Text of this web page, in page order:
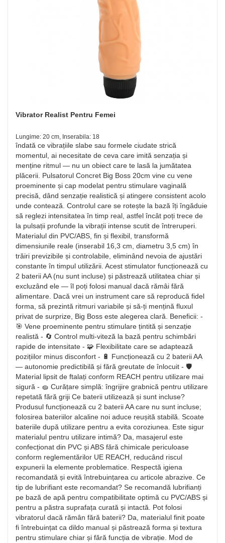
Vibrator Realist Pentru Femei
Lungime: 20 cm, Inserabila: 18
îndată ce vibrațiile slabe sau formele ciudate strică
momentul, ai necesitate de ceva care imită senzația și
menține ritmul — nu un obiect care te lasă la jumătatea
plăcerii. Pulsatorul Concret Big Boss 20cm vine cu vene
proeminente și cap modelat pentru stimulare vaginală
precisă, dând senzație realistică și atingere consistent acolo
unde contează. Controlul care se rotește la bază îți îngăduie
să reglezi intensitatea în timp real, astfel încât poți trece de
la pulsații profunde la vibrații intense scutit de întreruperi.
Materialul din PVC/ABS, fin și flexibil, transformă
dimensiunile reale (inserabil 16,3 cm, diametru 3,5 cm) în
trăiri previzibile și controlabile, eliminând nevoia de ajustări
constante în timpul utilizării. Acest stimulator funcționează cu
2 baterii AA (nu sunt incluse) și păstrează utilitatea chiar și
excluzând ele — îl poți folosi manual dacă rămâi fără
alimentare. Dacă vrei un instrument care să reproducă fidel
forma, să prezintă ritmuri variabile și să-ți mențină fluxul
privat de surprize, Big Boss este alegerea clară. Beneficii: -
🎯 Vene proeminente pentru stimulare țintită și senzație
realistă - 🔄 Control multi-viteză la bază pentru schimbări
rapide de intensitate - 🧩 Flexibilitate care se adaptează
pozițiilor minus disconfort - 🔋 Funcționează cu 2 baterii AA
— autonomie predictibilă și fără greutate de înlocuit - 🛡️
Material lipsit de ftalați conform REACH pentru utilizare mai
sigură - 🧽 Curățare simplă: îngrijire grabnică pentru utilizare
repetată fără griji Ce baterii utilizează și sunt incluse?
Produsul funcționează cu 2 baterii AA care nu sunt incluse;
folosirea bateriilor alcaline noi aduce reușită stabilă. Scoate
bateriile după utilizare pentru a evita coroziunea. Este sigur
materialul pentru utilizare intimă? Da, masajerul este
confecționat din PVC și ABS fără chimicale periculoase
conform reglementărilor UE REACH, reducând riscul
expunerii la elemente problematice. Respectă igiena
recomandată și evită întrebuințarea cu articole abrazive. Ce
tip de lubrifiant este recomandat? Se recomandă lubrifianți
pe bază de apă pentru compatibilitate optimă cu PVC/ABS și
pentru a păstra suprafața curată și intactă. Pot folosi
vibratorul dacă rămân fără baterii? Da, materialul finit poate
fi întrebuințat ca dildo manual și păstrează forma și textura
pentru stimulare chiar și fără funcția de vibrație. Mod de